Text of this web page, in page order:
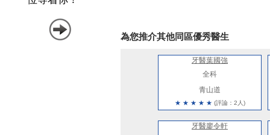
為您推介其他同區優秀醫生
牙醫葉國強
全科
青山道
★ ★ ★ ★ ★ (評論：2人)
牙醫廖令軒